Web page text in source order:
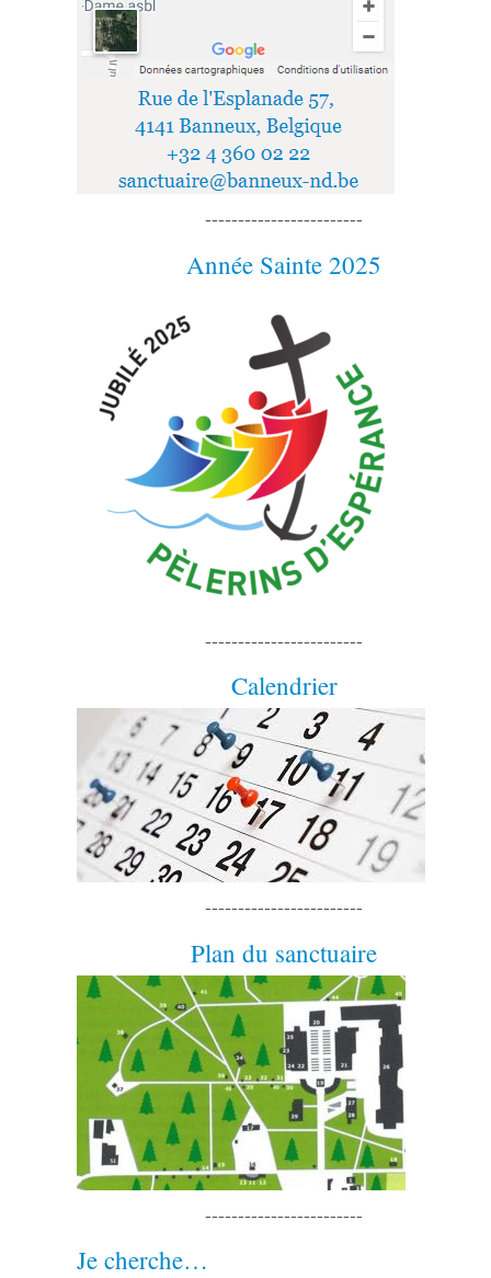
------------------------
Année Sainte 2025
------------------------
Calendrier
------------------------
Plan du sanctuaire
------------------------
Je cherche…